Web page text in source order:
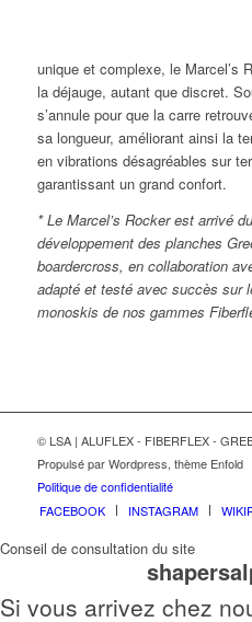
unique et complexe, le Marcel’s
la déjauge, autant que discret.
s’annule pour que la carre
sa longueur, améliorant ainsi la
en vibrations désagréables sur
garantissant un grand confort.
* Le Marcel’s Rocker est arrivé
développement des planches
boardercross, en collaboration
adapté et testé avec succès sur
monoskis de nos gammes
© LSA | ALUFLEX - FIBERFLEX -
Propulsé par Wordpress, thème Enfold
Politique de confidentialité
FACEBOOK
INSTAGRAM
Conseil de consultation du site
Si vous arrivez chez